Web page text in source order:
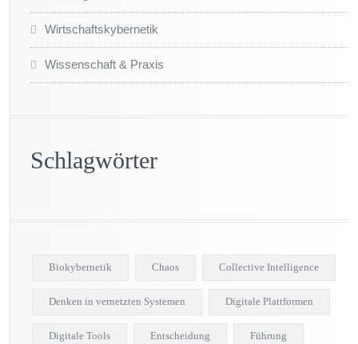
Wirtschaftskybernetik
Wissenschaft & Praxis
Schlagwörter
Biokybernetik Chaos Collective Intelligence
Denken in vernetzten Systemen Digitale Plattformen
Digitale Tools Entscheidung Führung